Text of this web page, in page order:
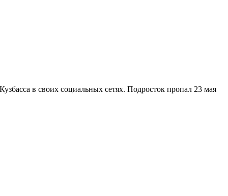
в своих социальных сетях. Подросток пропал 23 мая